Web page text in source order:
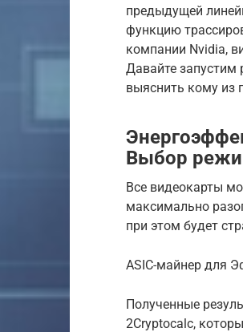
предыдущей
функцию
компании Nvidia,
Давайте запустим
выяснить кому из
Выбор
Все видеокарты
максимально
при этом будет
ASIC-майнер для
Полученные
2Cryptocalc,